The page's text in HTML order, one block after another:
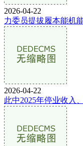
2026-04-22
力委员提拔履本能机
2026-04-22
此中2025年停业收入